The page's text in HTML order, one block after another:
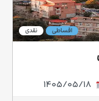
نقدی اقساطی
1405/05/18